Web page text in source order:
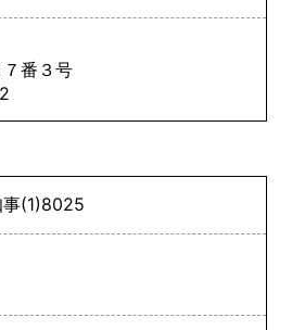
番３号
(1)8025